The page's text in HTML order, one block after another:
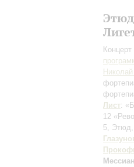
Лист:
12
5,